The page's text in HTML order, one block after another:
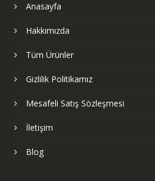
Anasayfa
Hakkımızda
Tüm Ürünler
Gizlilik Politikamız
Mesafeli Satış Sözleşmesi
İletişim
Blog